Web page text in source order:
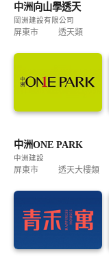
中洲向山學透天
岡洲建設有限公司
屏東市 透天類
中洲ONE PARK
中洲建設
屏東市 透天大樓類